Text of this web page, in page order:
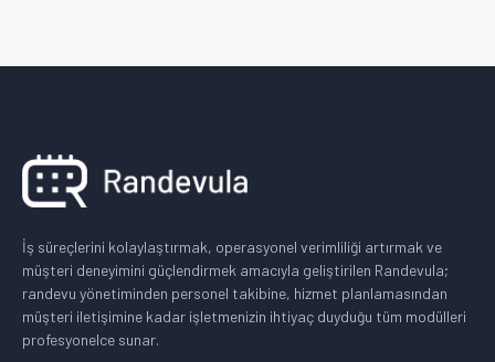
İş süreçlerini kolaylaştırmak, operasyonel verimliliği artırmak ve
müşteri deneyimini güçlendirmek amacıyla geliştirilen Randevula;
randevu yönetiminden personel takibine, hizmet planlamasından
müşteri iletişimine kadar işletmenizin ihtiyaç duyduğu tüm modülleri
profesyonelce sunar.